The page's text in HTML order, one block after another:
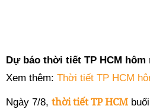
Dự báo thời tiết TP HCM hôm
Xem thêm: Thời tiết TP HCM
Ngày 7/8, thời tiết TP HCM